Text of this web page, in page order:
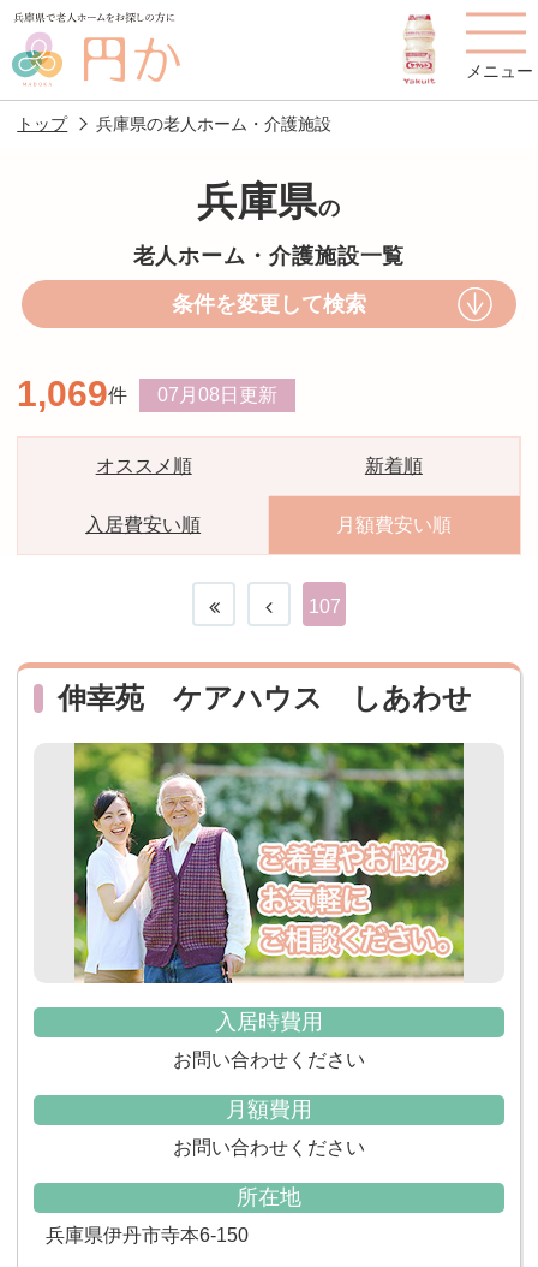
メニュー
老人ホームを
円かについて 費用について
老人ホームの種類
スタッフ紹介
おすすめ施設特集 施設関係者の方へ
トップ 兵庫県の老人ホーム・介護施設
兵庫県の
老人ホーム・介護施設一覧
条件を変更して検索
1,069件 07月08日 更新
オススメ順 新着順
入居費安い順 月額費安い順
107
伸幸苑 ケアハウス しあわせ
入居時費用
お問い合わせください
月額費用
お問い合わせください
所在地
兵庫県伊丹市寺本6-150